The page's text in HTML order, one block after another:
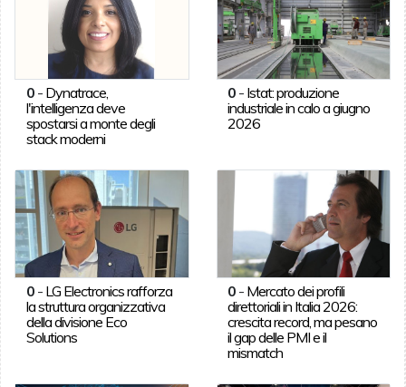
0- Dynatrace,
l'intelligenza deve
spostarsi a monte degli
stack moderni
0 - Istat: produzione
industriale in calo a giugno
2026
0- LG Electronics rafforza
la struttura organizzativa
della divisione Eco
Solutions
0 - Mercato dei profili
direttoriali in Italia 2026:
crescita record, ma pesano
il gap delle PMI e il
mismatch